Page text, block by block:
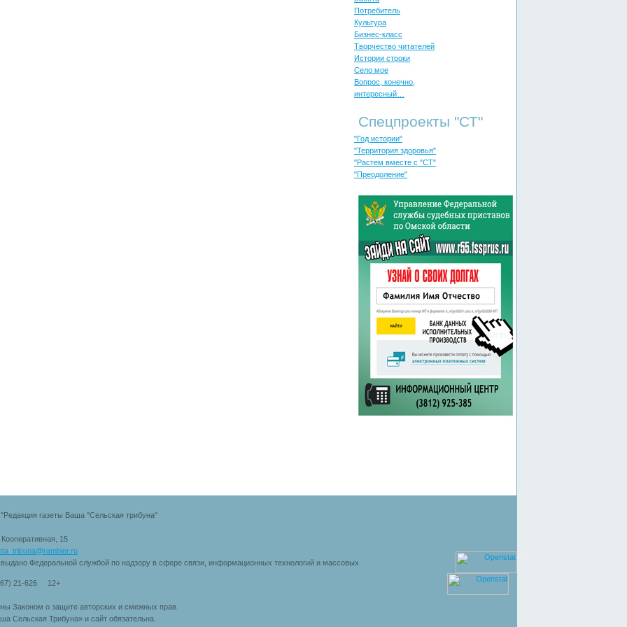
Потребитель
Культура
Бизнес-класс
Творчество читателей
Истории строки
Село мое
Вопрос, конечно,
интересный…
Спецпроекты "СТ"
"Год истории"
"Территория здоровья"
"Растем вместе с "СТ"
"Преодоление"
газеты Ваша "Сельская трибуна"
15
Федеральной службой по надзору в сфере связи, информационных технологий и массовых
21-626 12+
Законом о защите авторских и смежных прав.
Сельская Трибуна» и сайт обязательна.